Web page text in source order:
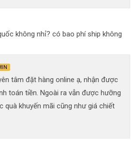
không nhỉ? có bao phí ship không
tâm đặt hàng online ạ, nhận được
toán tiền. Ngoài ra vẫn được hưỡng
quà khuyến mãi cũng như giá chiết